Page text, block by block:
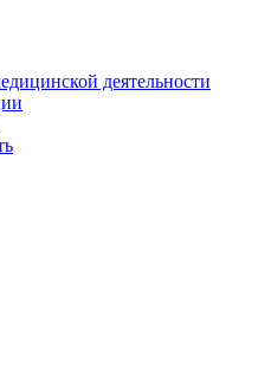
деятельности